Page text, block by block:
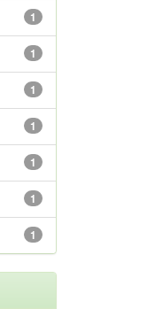
1
1
1
1
1
1
1